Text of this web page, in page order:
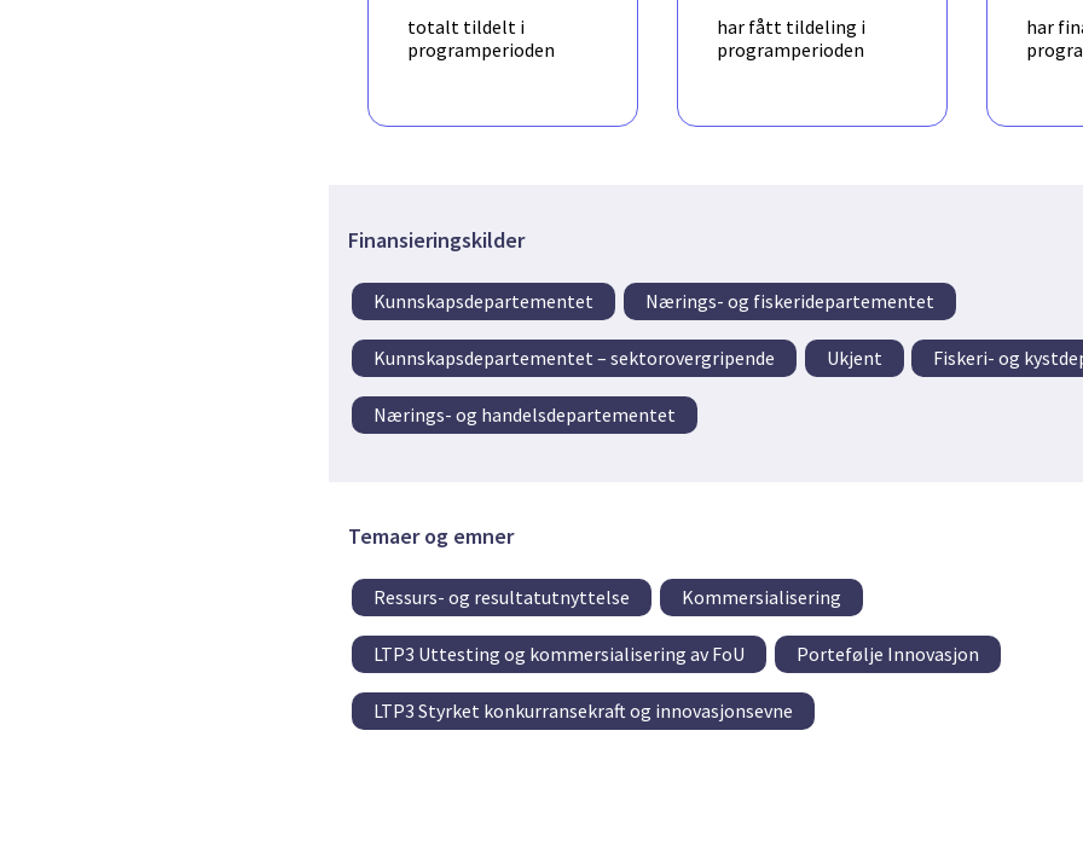
totalt tildelt i
programperioden
har fått tildeling i
programperioden
har
Finansieringskilder
Kunnskapsdepartementet Nærings- og fiskeridepartementet
Kunnskapsdepartementet – sektorovergripende Ukjent Fiskeri- og
Nærings- og handelsdepartementet
Temaer og emner
Ressurs- og resultatutnyttelse Kommersialisering
LTP3 Uttesting og kommersialisering av FoU Portefølje Innovasjon
LTP3 Styrket konkurransekraft og innovasjonsevne